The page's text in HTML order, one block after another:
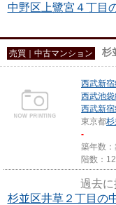
中野区上鷺宮４丁目
売買｜中古マンション 杉
西武新宿
西武池袋
西武新宿
東京都
-
築年数
階数：
過去に
杉並区井草２丁目の